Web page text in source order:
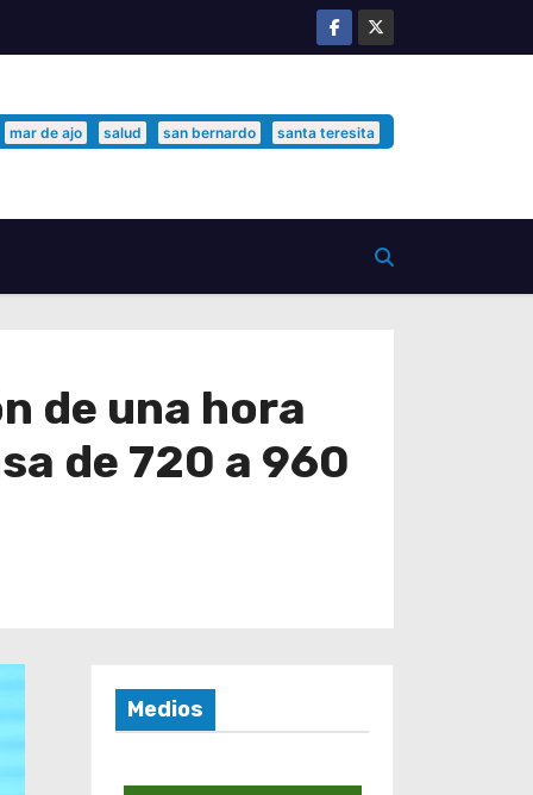
mar de ajo salud san bernardo santa teresita
de una hora
de 720 a 960
Medios